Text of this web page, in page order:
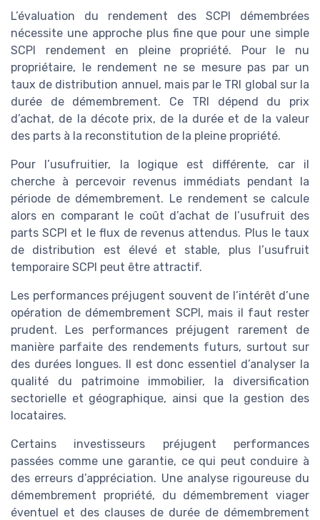
L’évaluation du rendement des SCPI démembrées
nécessite une approche plus fine que pour une simple
SCPI rendement en pleine propriété. Pour le nu
propriétaire, le rendement ne se mesure pas par un
taux de distribution annuel, mais par le TRI global sur la
durée de démembrement. Ce TRI dépend du prix
d’achat, de la décote prix, de la durée et de la valeur
des parts à la reconstitution de la pleine propriété.
Pour l’usufruitier, la logique est différente, car il
cherche à percevoir revenus immédiats pendant la
période de démembrement. Le rendement se calcule
alors en comparant le coût d’achat de l’usufruit des
parts SCPI et le flux de revenus attendus. Plus le taux
de distribution est élevé et stable, plus l’usufruit
temporaire SCPI peut être attractif.
Les performances préjugent souvent de l’intérêt d’une
opération de démembrement SCPI, mais il faut rester
prudent. Les performances préjugent rarement de
manière parfaite des rendements futurs, surtout sur
des durées longues. Il est donc essentiel d’analyser la
qualité du patrimoine immobilier, la diversification
sectorielle et géographique, ainsi que la gestion des
locataires.
Certains investisseurs préjugent performances
passées comme une garantie, ce qui peut conduire à
des erreurs d’appréciation. Une analyse rigoureuse du
démembrement propriété, du démembrement viager
éventuel et des clauses de durée de démembrement